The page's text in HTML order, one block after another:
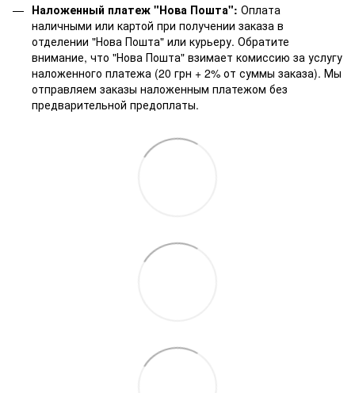
Наложенный платеж "Нова Пошта": Оплата
наличными или картой при получении заказа в
отделении "Нова Пошта" или курьеру. Обратите
внимание, что "Нова Пошта" взимает комиссию за услугу
наложенного платежа (20 грн + 2% от суммы заказа). Мы
отправляем заказы наложенным платежом без
предварительной предоплаты.